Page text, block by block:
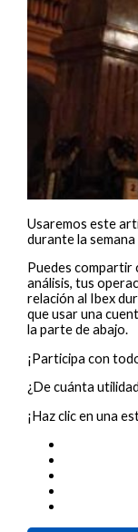
Usaremos este
durante la semana
Puedes compartir
análisis, tus
relación al Ibex
que usar una
la parte de abajo.
¡Participa con
¿De cuánta
¡Haz clic en una